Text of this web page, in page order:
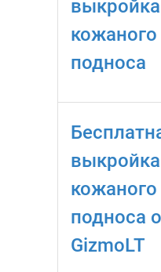
выкройка
кожаного
подноса
выкройка
кожаного
подноса
GizmoLT